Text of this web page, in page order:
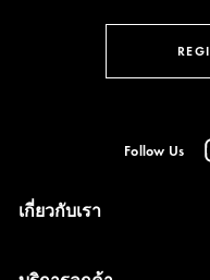
Follow Us
เกี่ยวกับเรา